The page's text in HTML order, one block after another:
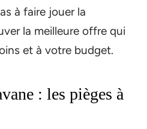
à faire jouer la
la meilleure offre qui
et à votre budget.
: les pièges à